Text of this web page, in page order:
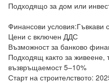
Подходящо за дом или
Финансови
Цени с включен ДДС
Възможност за банково
Подходящ както за живеене,
възвръщаемост 5–10%
Старт на строителството: